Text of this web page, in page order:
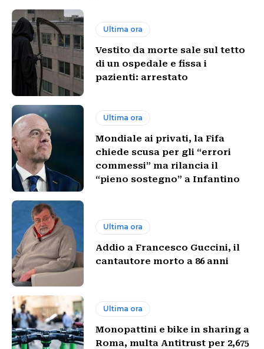
Ultima ora
Vestito da morte sale sul tetto
di un ospedale e fissa i
pazienti: arrestato
Ultima ora
Mondiale ai privati, la Fifa
chiede scusa per gli “errori
commessi” ma rilancia il
“pieno sostegno” a Infantino
Ultima ora
Addio a Francesco Guccini, il
cantautore morto a 86 anni
Ultima ora
Monopattini e bike in sharing a
Roma, multa Antitrust per 2,675